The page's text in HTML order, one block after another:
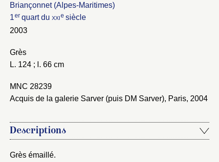
Briançonnet (Alpes-Maritimes)
1erquart du xxie siècle
2003
Grès
L. 124 ; l. 66 cm
MNC 28239
Acquis de la galerie Sarver (puis DM Sarver), Paris, 2004
Descriptions
Grès émaillé.
Valider
Nouveau dossier
Créer et ajouter
Mot de passe
Envoyer
Vous n'êtes pas encore inscrit ? Créer un compte